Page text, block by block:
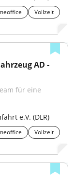
Vollzeit
AD -
für eine
e.V. (DLR)
Vollzeit